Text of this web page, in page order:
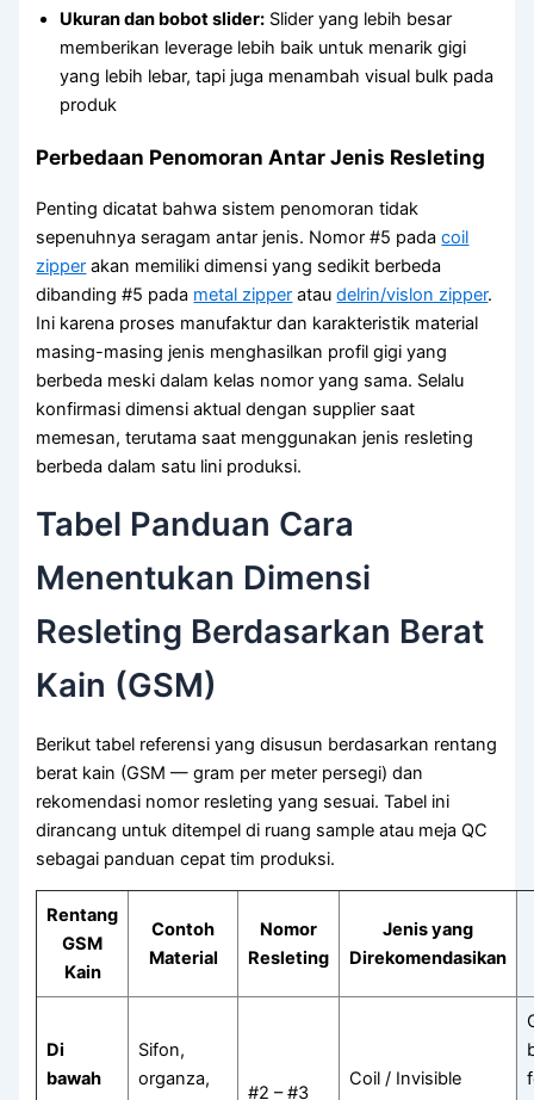
Ukuran dan bobot slider: Slider yang lebih besar
memberikan leverage lebih baik untuk menarik gigi
yang lebih lebar, tapi juga menambah visual bulk pada
produk
Perbedaan Penomoran Antar Jenis Resleting
Penting dicatat bahwa sistem penomoran tidak
sepenuhnya seragam antar jenis. Nomor #5 padacoil
zipper akan memiliki dimensi yang sedikit berbeda
dibanding #5 pada metal zipper ataudelrin/vislon zipper.
Ini karena proses manufaktur dan karakteristik material
masing-masing jenis menghasilkan profil gigi yang
berbeda meski dalam kelas nomor yang sama. Selalu
konfirmasi dimensi aktual dengan supplier saat
memesan, terutama saat menggunakan jenis resleting
berbeda dalam satu lini produksi.
Tabel Panduan Cara
Menentukan Dimensi
Resleting Berdasarkan Berat
Kain (GSM)
Berikut tabel referensi yang disusun berdasarkan rentang
berat kain (GSM — gram per meter persegi) dan
rekomendasi nomor resleting yang sesuai. Tabel ini
dirancang untuk ditempel di ruang sample atau meja QC
sebagai panduan cepat tim produksi.
Rentang
GSM
Kain
Contoh
Material
Nomor
Resleting
Jenis yang
Direkomendasikan
Di
bawah
Sifon,
organza,
#2 – #3
Coil / Invisible